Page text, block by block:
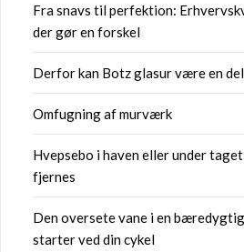
Fra snavs til perfektion:
der gør en forskel
Derfor kan Botz glasur være en
Omfugning af murværk
Hvepsebo i haven eller under
fjernes
Den oversete vane i en
starter ved din cykel